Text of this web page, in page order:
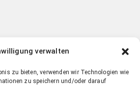
verwalten
zu bieten, verwenden wir Technologien wie
zu speichern und/oder darauf